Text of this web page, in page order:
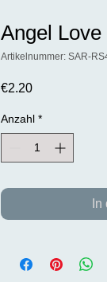
Angel Love
Artikelnummer: SAR-
€2.20Preis
Anzahl *